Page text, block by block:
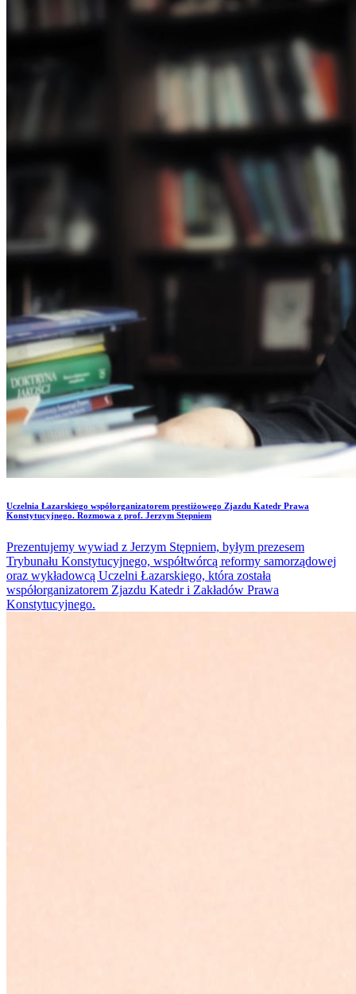
​Uczelnia Łazarskiego współorganizatorem prestiżowego Zjazdu Katedr Prawa
Konstytucyjnego. Rozmowa z prof. Jerzym Stępniem
Prezentujemy wywiad z Jerzym Stępniem, byłym prezesem
Trybunału Konstytucyjnego, współtwórcą reformy samorządowej
oraz wykładowcą Uczelni Łazarskiego, która została
współorganizatorem Zjazdu Katedr i Zakładów Prawa
Konstytucyjnego.